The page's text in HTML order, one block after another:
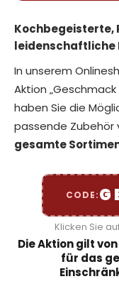
Kochbegeisterte,
leidenschaftliche
In unserem
Aktion „Geschmack
haben Sie die
passende Zubehör
gesamte
CODE:
Klicken Sie
Die Aktion gilt von
für das
W
i
r
h